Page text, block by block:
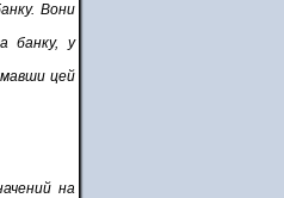
Вони
банку, у
цей
на